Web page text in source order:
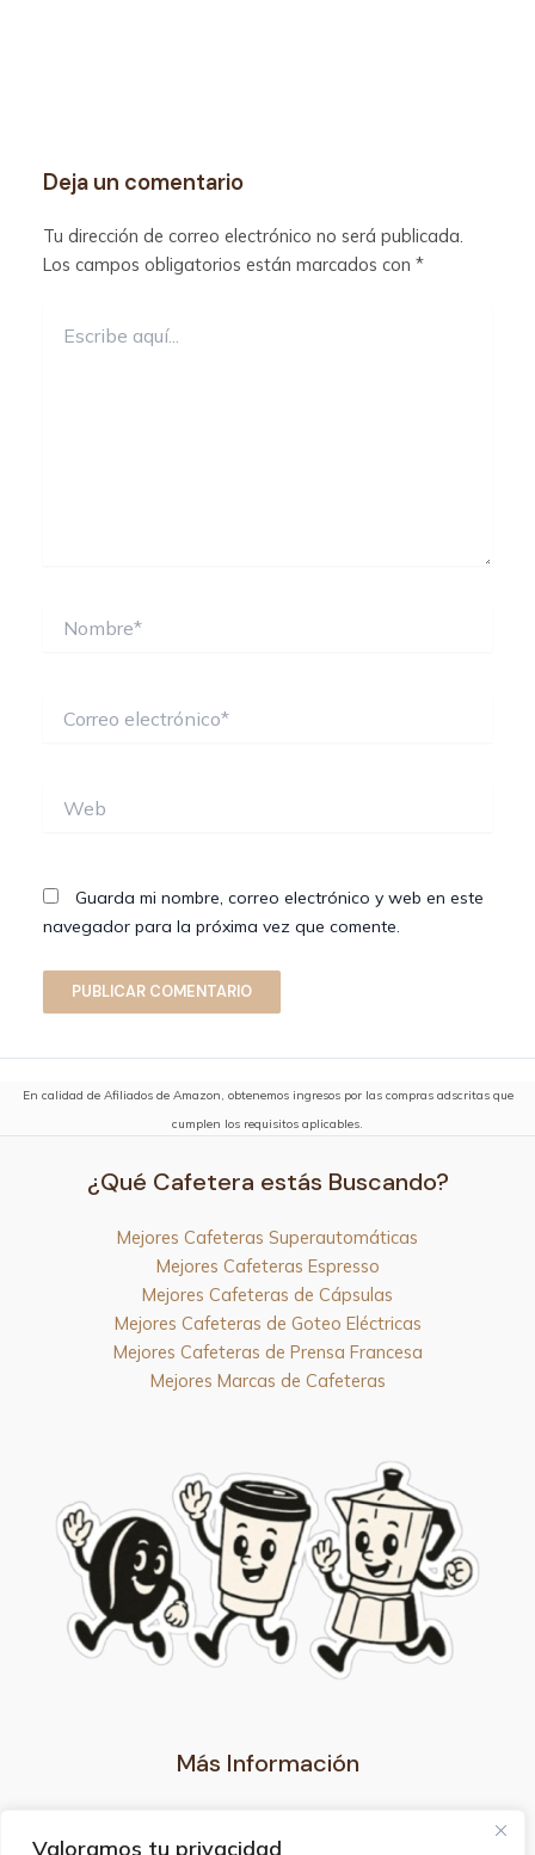
Valoramos tu privacidad
Deja un comentario
Tu dirección de correo electrónico no será publicada.
Los campos obligatorios están marcados con*
aquí...
electrónico*
Guarda mi nombre, correo electrónico y web en este
navegador para la próxima vez que comente.
En calidad de Afiliados de Amazon, obtenemos ingresos por las compras adscritas que
cumplen los requisitos aplicables.
¿Qué Cafetera estás Buscando?
Mejores Cafeteras Superautomáticas
Mejores Cafeteras Espresso
Mejores Cafeteras de Cápsulas
Mejores Cafeteras de Goteo Eléctricas
Mejores Cafeteras de Prensa Francesa
Mejores Marcas de Cafeteras
Más Información
Aviso legal